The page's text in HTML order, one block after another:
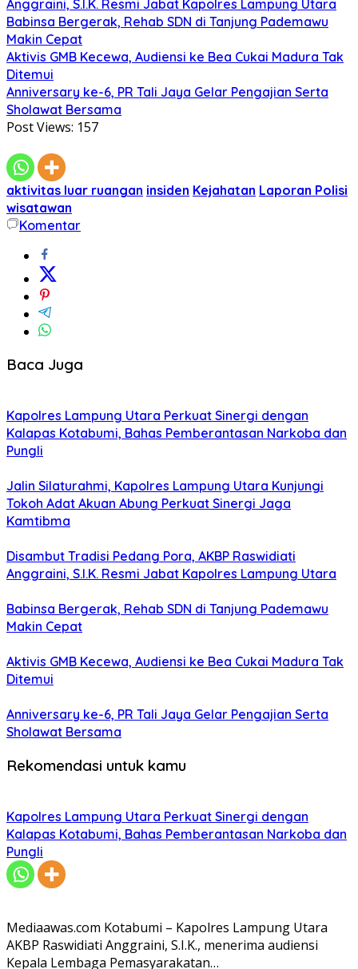
Anggraini, S.I.K. Resmi Jabat Kapolres Lampung Utara
Babinsa Bergerak, Rehab SDN di Tanjung Pademawu
Makin Cepat
Aktivis GMB Kecewa, Audiensi ke Bea Cukai Madura Tak
Ditemui
Anniversary ke-6, PR Tali Jaya Gelar Pengajian Serta
Sholawat Bersama
Post Views: 157
aktivitas luar ruangan insiden Kejahatan Laporan Polisi
wisatawan
Komentar
Baca Juga
Kapolres Lampung Utara Perkuat Sinergi dengan
Kalapas Kotabumi, Bahas Pemberantasan Narkoba dan
Pungli
Jalin Silaturahmi, Kapolres Lampung Utara Kunjungi
Tokoh Adat Akuan Abung Perkuat Sinergi Jaga
Kamtibma
Disambut Tradisi Pedang Pora, AKBP Raswidiati
Anggraini, S.I.K. Resmi Jabat Kapolres Lampung Utara
Babinsa Bergerak, Rehab SDN di Tanjung Pademawu
Makin Cepat
Aktivis GMB Kecewa, Audiensi ke Bea Cukai Madura Tak
Ditemui
Anniversary ke-6, PR Tali Jaya Gelar Pengajian Serta
Sholawat Bersama
Rekomendasi untuk kamu
Kapolres Lampung Utara Perkuat Sinergi dengan
Kalapas Kotabumi, Bahas Pemberantasan Narkoba dan
Pungli
Mediaawas.com Kotabumi – Kapolres Lampung Utara
AKBP Raswidiati Anggraini, S.I.K., menerima audiensi
Kepala Lembaga Pemasyarakatan…